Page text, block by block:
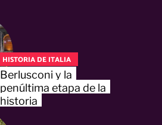
HISTORIA DE ITALIA
Berlusconi y la
penúltima etapa de la
historia